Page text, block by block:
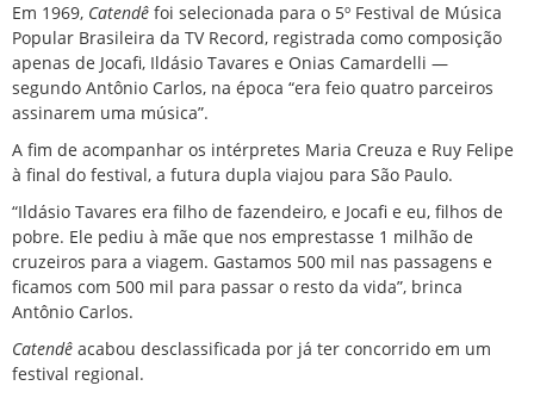
Em 1969, Catendê foi selecionada para o 5º Festival de Música
Popular Brasileira da TV Record, registrada como composição
apenas de Jocafi, Ildásio Tavares e Onias Camardelli —
segundo Antônio Carlos, na época “era feio quatro parceiros
assinarem uma música”.
A fim de acompanhar os intérpretes Maria Creuza e Ruy Felipe
à final do festival, a futura dupla viajou para São Paulo.
“Ildásio Tavares era filho de fazendeiro, e Jocafi e eu, filhos de
pobre. Ele pediu à mãe que nos emprestasse 1 milhão de
cruzeiros para a viagem. Gastamos 500 mil nas passagens e
ficamos com 500 mil para passar o resto da vida”, brinca
Antônio Carlos.
Catendê acabou desclassificada por já ter concorrido em um
festival regional.